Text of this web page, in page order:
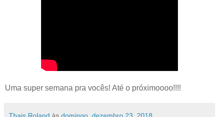
Uma super semana pra vocês! Até o próximoooo!!!!
Thais Roland às domingo, dezembro 23, 2018